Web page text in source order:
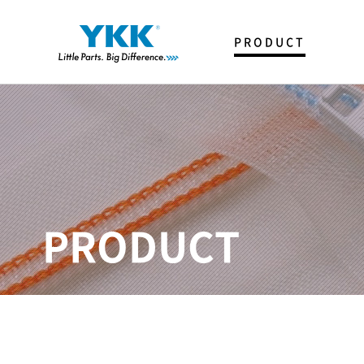
PRODUCT
FASTENER
T & P
SNAP & BUTTON
SPECIAL ITEMS
CATALOG
제품사전
YKK Trim Creator
PRODUCT